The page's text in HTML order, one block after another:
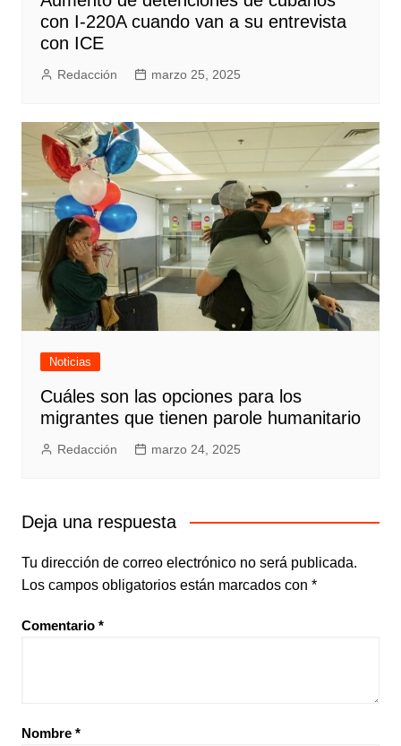
con I-220A cuando van a su entrevista
con ICE
Redacción marzo 25, 2025
Noticias
Cuáles son las opciones para los
migrantes que tienen parole humanitario
Redacción marzo 24, 2025
Deja una respuesta
Tu dirección de correo electrónico no será publicada.
Los campos obligatorios están marcados con *
Comentario *
Nombre *